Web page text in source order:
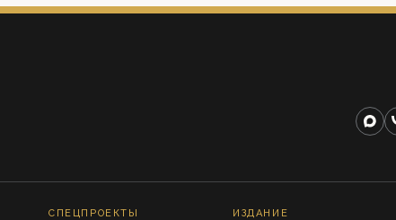
СПЕЦПРОЕКТЫ ИЗДАНИЕ